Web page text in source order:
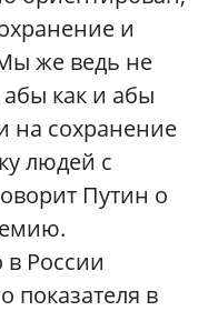
и
же ведь не
как и абы
на сохранение
людей с
Путин о
в России
показателя в